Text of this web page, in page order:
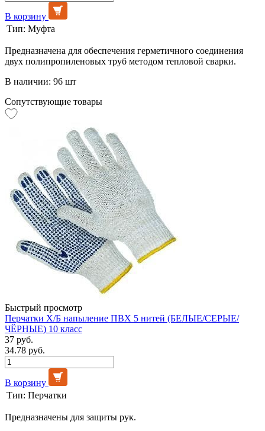
В корзину
Тип: Муфта
Предназначена для обеспечения герметичного соединения
двух полипропиленовых труб методом тепловой сварки.
В наличии: 96 шт
Сопутствующие товары
Быстрый просмотр
Перчатки Х/Б напыление ПВХ 5 нитей (БЕЛЫЕ/СЕРЫЕ/
ЧЁРНЫЕ) 10 класс
37 руб.
34.78 руб.
В корзину
Тип: Перчатки
Предназначены для защиты рук.